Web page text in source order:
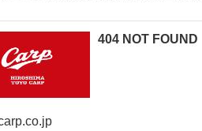
404 NOT FOUND